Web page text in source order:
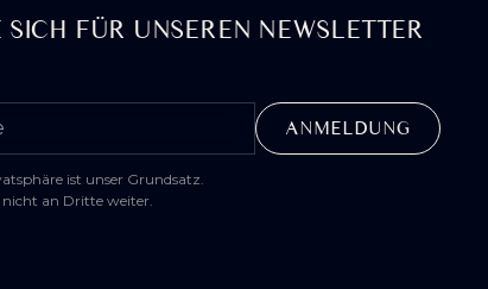
FÜR UNSEREN NEWSLETTER
ist unser Grundsatz.
an Dritte weiter.